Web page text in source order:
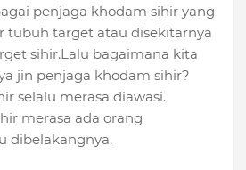
penjaga khodam sihir yang
tubuh target atau disekitarnya
sihir.Lalu bagaimana kita
jin penjaga khodam sihir?
selalu merasa diawasi.
merasa ada orang
dibelakangnya.